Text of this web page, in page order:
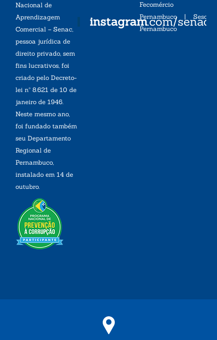
Nacional de
Aprendizagem
Comercial – Senac,
pessoa jurídica de
direito privado, sem
fins lucrativos, foi
criado pelo Decreto-
lei nº 8.621 de 10 de
janeiro de 1946.
Neste mesmo ano,
foi fundado também
seu Departamento
Regional de
Pernambuco,
instalado em 14 de
outubro.
instagram.com/
Fecomércio
Pernambuco| Sesc
Pernambuco